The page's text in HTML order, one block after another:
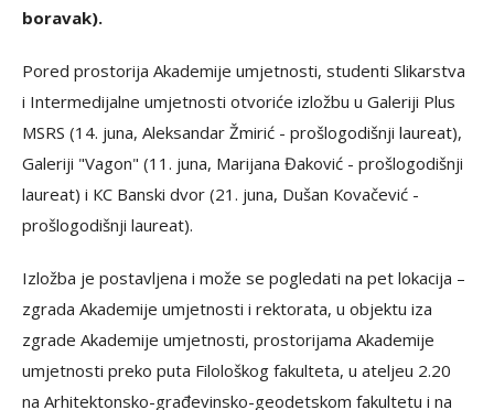
boravak).
Pored prostorija Akademije umjetnosti, studenti Slikarstva
i Intermedijalne umjetnosti otvoriće izložbu u Galeriji Plus
MSRS (14. juna, Aleksandar Žmirić - prošlogodišnji laureat),
Galeriji "Vagon" (11. juna, Marijana Đaković - prošlogodišnji
laureat) i КC Banski dvor (21. juna, Dušan Кovačević -
prošlogodišnji laureat).
Izložba je postavljena i može se pogledati na pet lokacija –
zgrada Akademije umjetnosti i rektorata, u objektu iza
zgrade Akademije umjetnosti, prostorijama Akademije
umjetnosti preko puta Filološkog fakulteta, u ateljeu 2.20
na Arhitektonsko-građevinsko-geodetskom fakultetu i na